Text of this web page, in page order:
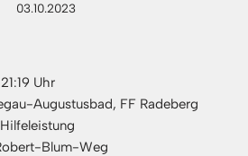
03.10.2023
Uhr
Augustusbad, FF Radeberg
Blum-Weg